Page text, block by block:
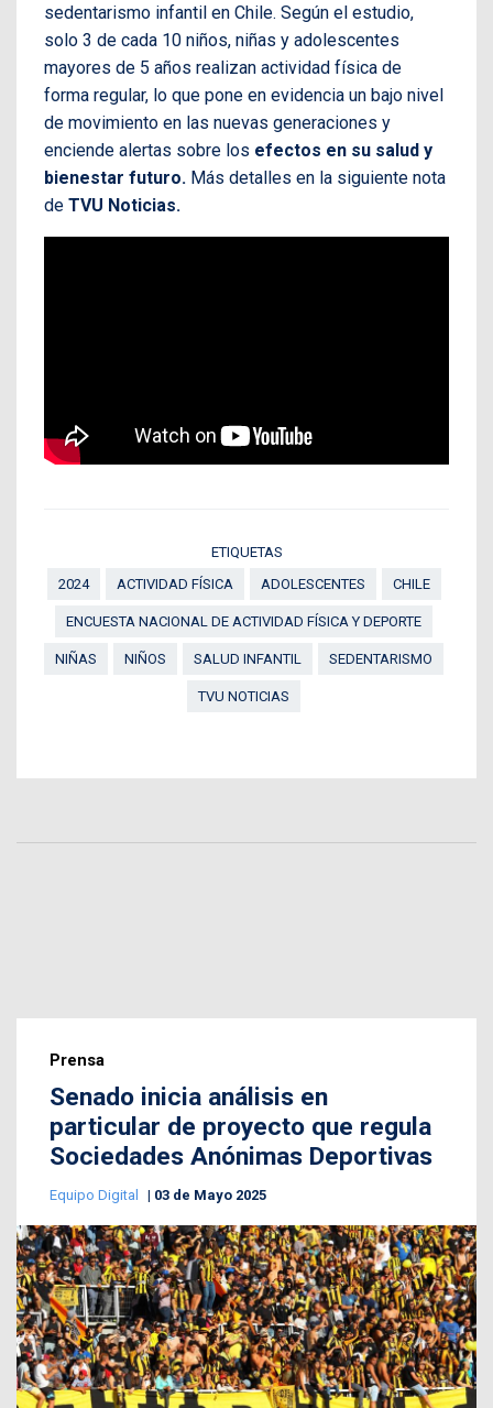
sedentarismo infantil en Chile. Según el estudio,
solo 3 de cada 10 niños, niñas y adolescentes
mayores de 5 años realizan actividad física de
forma regular, lo que pone en evidencia un bajo nivel
de movimiento en las nuevas generaciones y
enciende alertas sobre los efectos en su salud y
bienestar futuro. Más detalles en la siguiente nota
de TVU Noticias.
ETIQUETAS
2024
ACTIVIDAD FÍSICA ADOLESCENTES CHILE
ENCUESTA NACIONAL DE ACTIVIDAD FÍSICA Y DEPORTE
NIÑAS NIÑOS SALUD INFANTIL SEDENTARISMO
TVU NOTICIAS
Prensa
Senado inicia análisis en
particular de proyecto que regula
Sociedades Anónimas Deportivas
Equipo Digital 03 de Mayo 2025